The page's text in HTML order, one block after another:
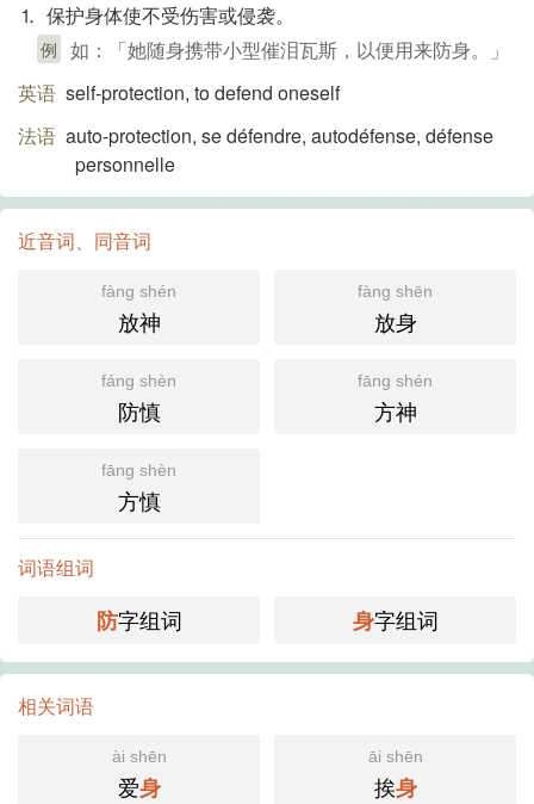
⒈ 保护身体使不受伤害或侵袭。
例 如：「她随身携带小型催泪瓦斯，以便用来防身。」
英语 self-protection, to defend oneself
法语 auto-protection, se défendre, autodéfense, défense
personnelle
近音词、同音词
fàng shén
放神
fàng shēn
放身
fáng shèn
防慎
fāng shén
方神
fāng shèn
方慎
词语组词
防字组词 身字组词
相关词语
ài shēn
爱身
āi shēn
挨身